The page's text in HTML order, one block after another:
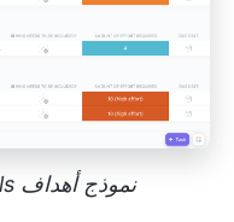
نموذج أهداف ClickUp SMART Goals